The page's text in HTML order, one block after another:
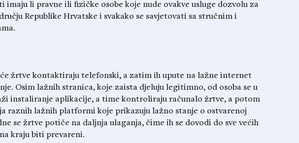
imaju li pravne ili fizičke osobe koje nude ovakve usluge dozvolu za
Republike Hrvatske i svakako se savjetovati sa stručnim i
žrtve kontaktiraju telefonski, a zatim ih upute na lažne internet
Osim lažnih stranica, koje zaista djeluju legitimno, od osoba se u
instaliranje aplikacije, a time kontroliraju računalo žrtve, a potom
raznih lažnih platformi koje prikazuju lažno stanje o ostvarenoj
se žrtve potiče na daljnja ulaganja, čime ih se dovodi do sve većih
kraju biti prevareni.